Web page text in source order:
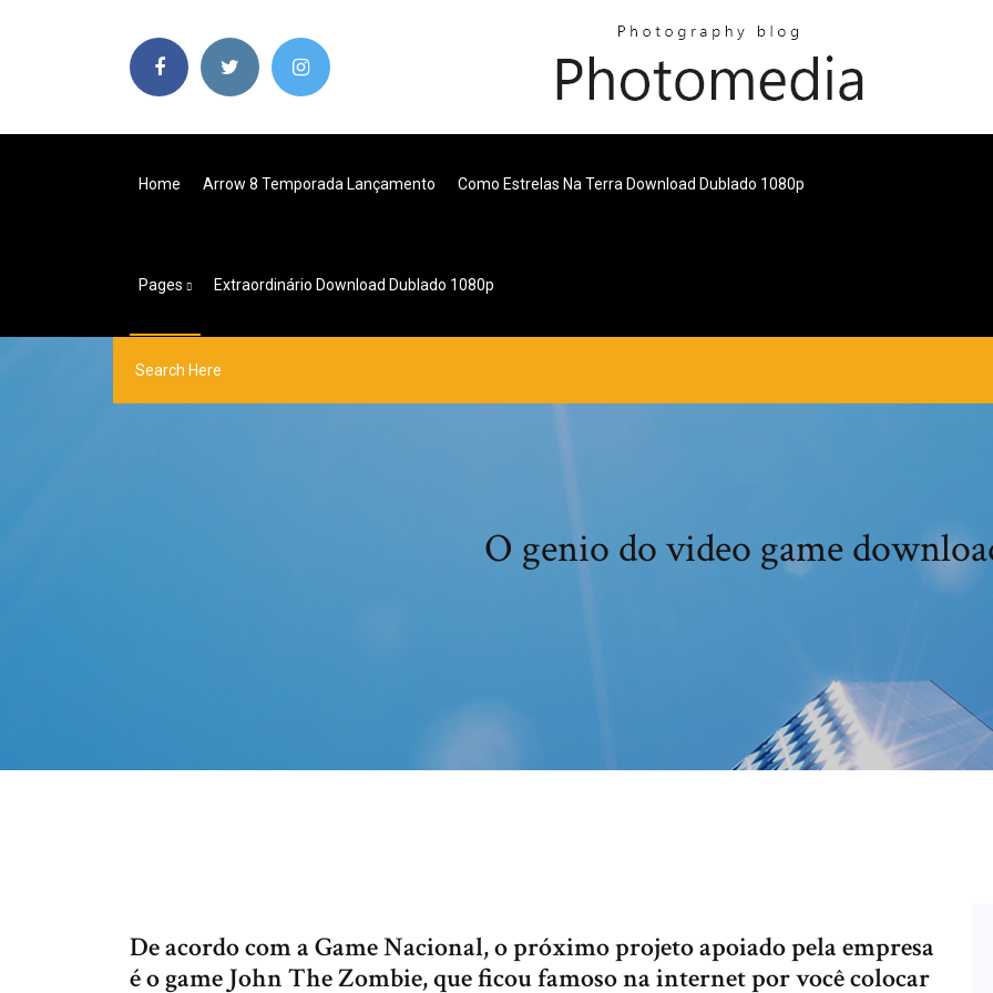
Home Arrow 8 Temporada Lançamento Como Estrelas Na Terra Download Dublado 1080p
Pages Extraordinário Download Dublado 1080p
O genio do video game
De acordo com a Game Nacional, o próximo projeto apoiado pela empresa
é o game John The Zombie, que ficou famoso na internet por você colocar